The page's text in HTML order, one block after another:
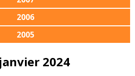
2006
2005
2024